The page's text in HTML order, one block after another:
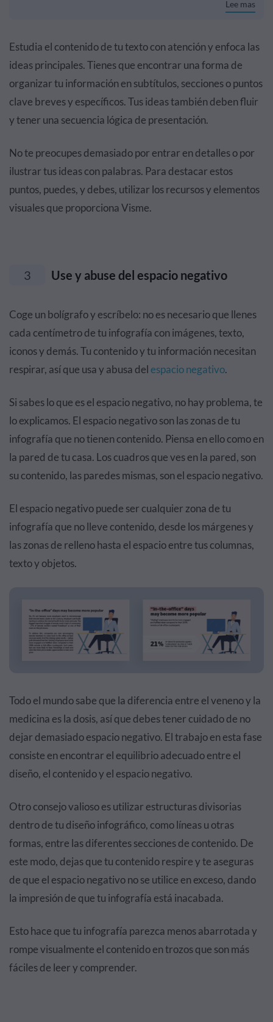
Lee mas
Estudia el contenido de tu texto con atención y enfoca las
ideas principales. Tienes que encontrar una forma de
organizar tu información en subtítulos, secciones o puntos
clave breves y específicos. Tus ideas también deben fluir
y tener una secuencia lógica de presentación.
No te preocupes demasiado por entrar en detalles o por
ilustrar tus ideas con palabras. Para destacar estos
puntos, puedes, y debes, utilizar los recursos y elementos
visuales que proporciona Visme.
3 Use y abuse del espacio negativo
Coge un bolígrafo y escríbelo: no es necesario que llenes
cada centímetro de tu infografía con imágenes, texto,
iconos y demás. Tu contenido y tu información necesitan
respirar, así que usa y abusa delespacio negativo.
Si sabes lo que es el espacio negativo, no hay problema, te
lo explicamos. El espacio negativo son las zonas de tu
infografía que no tienen contenido. Piensa en ello como en
la pared de tu casa. Los cuadros que ves en la pared, son
su contenido, las paredes mismas, son el espacio negativo.
El espacio negativo puede ser cualquier zona de tu
infografía que no lleve contenido, desde los márgenes y
las zonas de relleno hasta el espacio entre tus columnas,
texto y objetos.
Todo el mundo sabe que la diferencia entre el veneno y la
medicina es la dosis, así que debes tener cuidado de no
dejar demasiado espacio negativo. El trabajo en esta fase
consiste en encontrar el equilibrio adecuado entre el
diseño, el contenido y el espacio negativo.
Otro consejo valioso es utilizar estructuras divisorias
dentro de tu diseño infográfico, como líneas u otras
formas, entre las diferentes secciones de contenido. De
este modo, dejas que tu contenido respire y te aseguras
de que el espacio negativo no se utilice en exceso, dando
la impresión de que tu infografía está inacabada.
Esto hace que tu infografía parezca menos abarrotada y
rompe visualmente el contenido en trozos que son más
fáciles de leer y comprender.